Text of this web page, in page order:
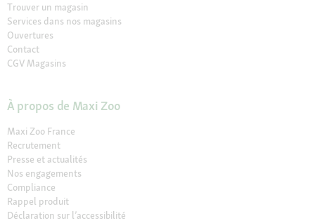
Trouver un magasin
Services dans nos magasins
Ouvertures
Contact
CGV Magasins
À propos de Maxi Zoo
Maxi Zoo France
Recrutement
Presse et actualités
Nos engagements
Compliance
Rappel produit
Déclaration sur l’accessibilité